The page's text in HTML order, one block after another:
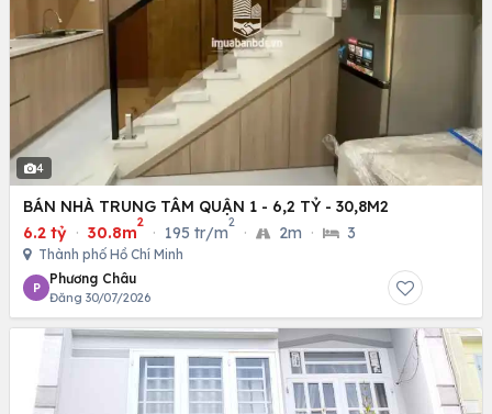
4
BÁN NHÀ TRUNG TÂM QUẬN 1 - 6,2 TỶ - 30,8M2
6.2 tỷ · 30.8m
2
· 195 tr/m
2
· 2m · 3
Thành phố Hồ Chí Minh
P
Phương Châu
Đăng 30/07/2026